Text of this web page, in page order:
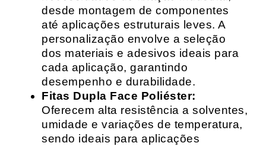
desde montagem de componentes
até aplicações estruturais leves. A
personalização envolve a seleção
dos materiais e adesivos ideais para
cada aplicação, garantindo
desempenho e durabilidade.
Fitas Dupla Face Poliéster:
Oferecem alta resistência a solventes,
umidade e variações de temperatura,
sendo ideais para aplicações